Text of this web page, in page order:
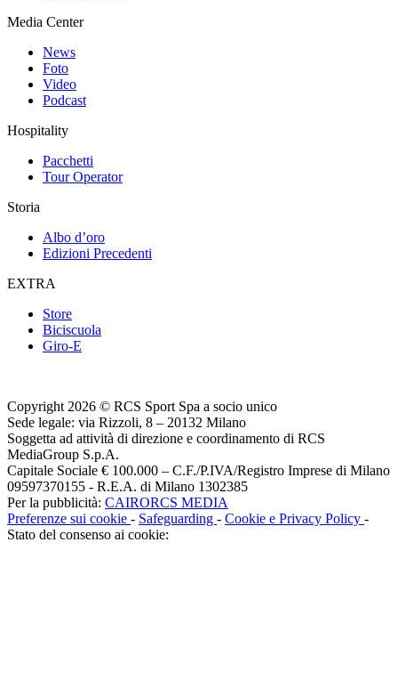
Media Center
News
Foto
Video
Podcast
Hospitality
Pacchetti
Tour Operator
Storia
Albo d’oro
Edizioni Precedenti
EXTRA
Store
Biciscuola
Giro-E
Copyright 2026 © RCS Sport Spa a socio unico
Sede legale: via Rizzoli, 8 – 20132 Milano
Soggetta ad attività di direzione e coordinamento di RCS
MediaGroup S.p.A.
Capitale Sociale € 100.000 – C.F./P.IVA/Registro Imprese di Milano
09597370155 - R.E.A. di Milano 1302385
Per la pubblicità: CAIRORCS MEDIA
Preferenze sui cookie - Safeguarding - Cookie e Privacy Policy -
Stato del consenso ai cookie: